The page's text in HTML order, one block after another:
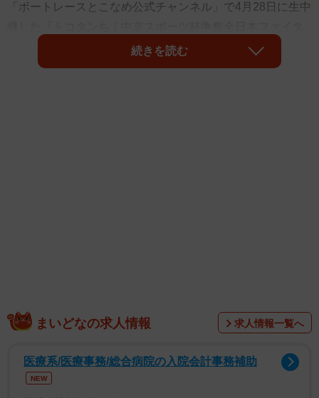
「ボートレースとこなめ公式チャンネル」で4月28日に生中
ーキング決定戦 ５日目』に主演。
である「招き猫のトコタン」の帽子を着用。2人そろって笑
顔を見せ、その日の番組の盛り上がりを伝えました。
続きを読む
まいどなの求人情報 求人情報一覧へ
医療系/医療事務/総合病院の入院会計事務補助
NEW